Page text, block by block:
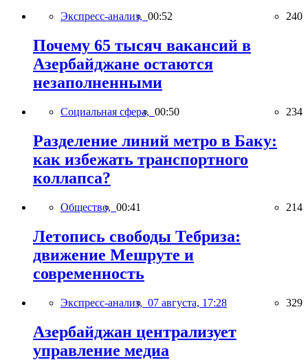
Экспресс-анализ, 00:52 240
Почему 65 тысяч вакансий в
Азербайджане остаются
незаполненными
Социальная сфера, 00:50 234
Разделение линий метро в Баку:
как избежать транспортного
коллапса?
Общество, 00:41 214
Летопись свободы Тебриза:
движение Мешруте и
современность
Экспресс-анализ, 07 августа, 17:28 329
Азербайджан централизует
управление медиа